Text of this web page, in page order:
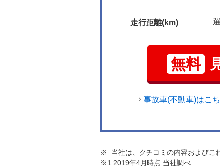
走行距離(km)
無料
事故車(不動車)はこ
※ 当社は、クチコミの内容およびこ
※1 2019年4月時点 当社調べ